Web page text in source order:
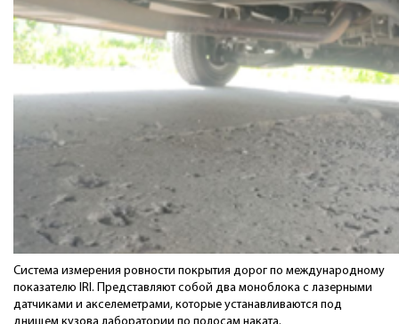
Система измерения ровности покрытия дорог по международному
показателю IRI. Представляют собой два моноблока с лазерными
датчиками и акселеметрами, которые устанавливаются под